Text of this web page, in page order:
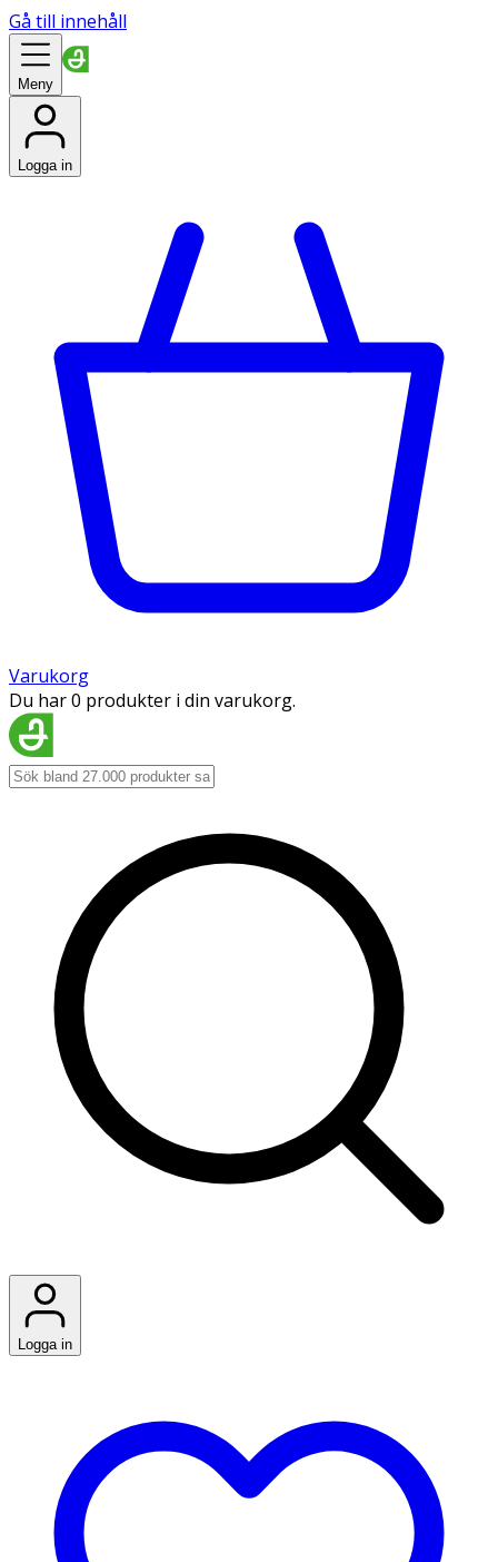
Gå till innehåll
Meny
Logga in
Varukorg
Du har 0 produkter i din varukorg.
Logga in